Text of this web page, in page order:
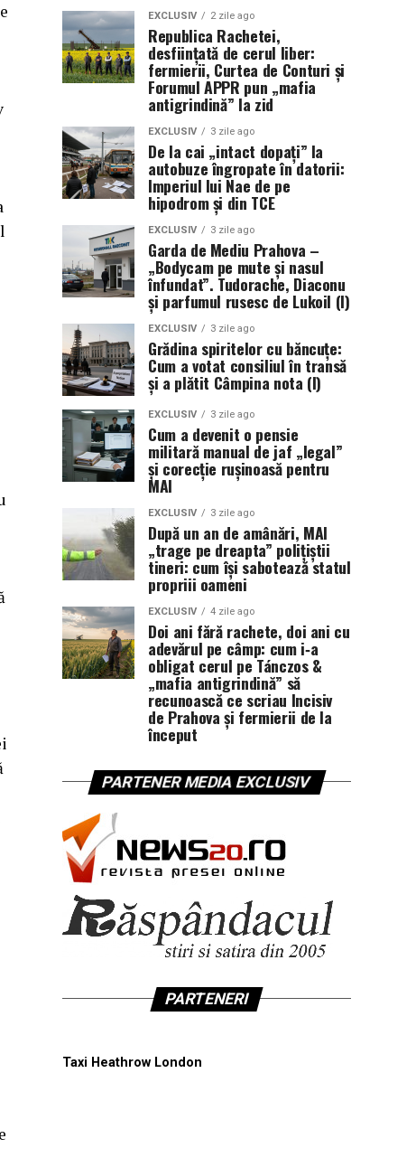
EXCLUSIV 2 zile ago
Republica Rachetei,
desființată de cerul liber:
fermierii, Curtea de Conturi și
Forumul APPR pun „mafia
antigrindină” la zid
EXCLUSIV 3 zile ago
De la cai „intact dopați” la
autobuze îngropate în datorii:
Imperiul lui Nae de pe
hipodrom și din TCE
EXCLUSIV 3 zile ago
Garda de Mediu Prahova –
„Bodycam pe mute și nasul
înfundat”. Tudorache, Diaconu
și parfumul rusesc de Lukoil (I)
EXCLUSIV 3 zile ago
Grădina spiritelor cu băncuțe:
Cum a votat consiliul în transă
și a plătit Câmpina nota (I)
EXCLUSIV 3 zile ago
Cum a devenit o pensie
militară manual de jaf „legal”
și corecție rușinoasă pentru
MAI
EXCLUSIV 3 zile ago
După un an de amânări, MAI
„trage pe dreapta” polițiștii
tineri: cum își sabotează statul
propriii oameni
EXCLUSIV 4 zile ago
Doi ani fără rachete, doi ani cu
adevărul pe câmp: cum i‑a
obligat cerul pe Tánczos &
„mafia antigrindină” să
recunoască ce scriau Incisiv
de Prahova și fermierii de la
început
PARTENER MEDIA EXCLUSIV
PARTENERI
Taxi Heathrow London